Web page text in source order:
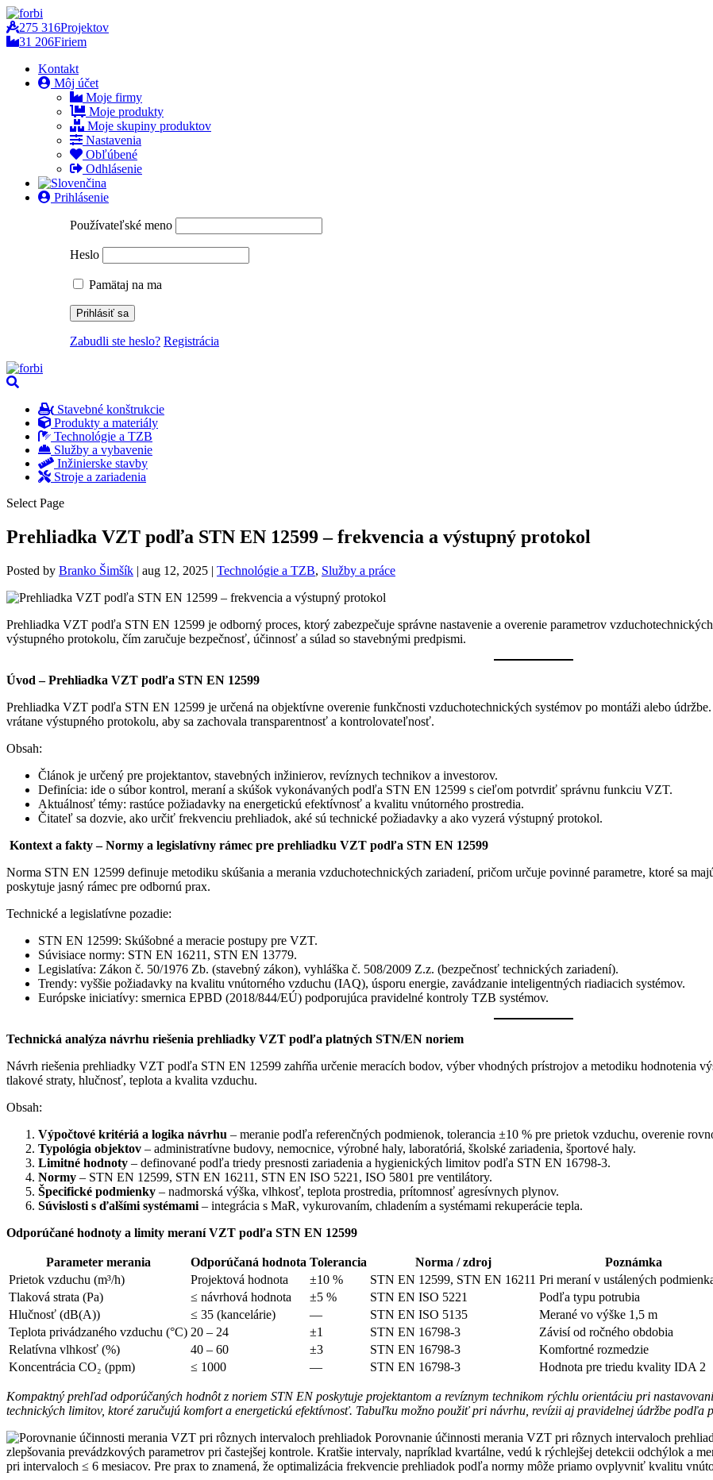
275 316Projektov
31 206Firiem
Kontakt
Môj účet
Moje firmy
Moje produkty
Moje skupiny produktov
Nastavenia
Obľúbené
Odhlásenie
Prihlásenie
Používateľské meno
Heslo
Pamätaj na ma
Zabudli ste heslo? Registrácia
Stavebné konštrukcie
Produkty a materiály
Technológie a TZB
Služby a vybavenie
Inžinierske stavby
Stroje a zariadenia
Select Page
Prehliadka VZT podľa STN EN 12599 – frekvencia a výstupný protokol
Posted by Branko Šimšík | aug 12, 2025 | Technológie a TZB, Služby a práce
Prehliadka VZT podľa STN EN 12599 je odborný proces, ktorý zabezpečuje správne nastavenie a overenie parametrov
výstupného protokolu, čím zaručuje bezpečnosť, účinnosť a súlad so stavebnými predpismi.
Úvod – Prehliadka VZT podľa STN EN 12599
Prehliadka VZT podľa STN EN 12599 je určená na objektívne overenie funkčnosti vzduchotechnických systémov po montáži alebo
vrátane výstupného protokolu, aby sa zachovala transparentnosť a kontrolovateľnosť.
Obsah:
Článok je určený pre projektantov, stavebných inžinierov, revíznych technikov a investorov.
Definícia: ide o súbor kontrol, meraní a skúšok vykonávaných podľa STN EN 12599 s cieľom potvrdiť správnu funkciu VZT.
Aktuálnosť témy: rastúce požiadavky na energetickú efektívnosť a kvalitu vnútorného prostredia.
Čitateľ sa dozvie, ako určiť frekvenciu prehliadok, aké sú technické požiadavky a ako vyzerá výstupný protokol.
Kontext a fakty – Normy a legislatívny rámec pre prehliadku VZT podľa STN EN 12599
Norma STN EN 12599 definuje metodiku skúšania a merania vzduchotechnických zariadení, pričom určuje povinné parametre, ktoré sa
poskytuje jasný rámec pre odbornú prax.
Technické a legislatívne pozadie:
STN EN 12599: Skúšobné a meracie postupy pre VZT.
Súvisiace normy: STN EN 16211, STN EN 13779.
Legislatíva: Zákon č. 50/1976 Zb. (stavebný zákon), vyhláška č. 508/2009 Z.z. (bezpečnosť technických zariadení).
Trendy: vyššie požiadavky na kvalitu vnútorného vzduchu (IAQ), úsporu energie, zavádzanie inteligentných riadiacich systémov.
Európske iniciatívy: smernica EPBD (2018/844/EÚ) podporujúca pravidelné kontroly TZB systémov.
Technická analýza návrhu riešenia prehliadky VZT podľa platných STN/EN noriem
Návrh riešenia prehliadky VZT podľa STN EN 12599 zahŕňa určenie meracích bodov, výber vhodných prístrojov a metodiku hodnotenia
tlakové straty, hlučnosť, teplota a kvalita vzduchu.
Obsah:
Výpočtové kritériá a logika návrhu – meranie podľa referenčných podmienok, tolerancia ±10 % pre prietok vzduchu, overenie
Typológia objektov – administratívne budovy, nemocnice, výrobné haly, laboratóriá, školské zariadenia, športové haly.
Limitné hodnoty – definované podľa triedy presnosti zariadenia a hygienických limitov podľa STN EN 16798-3.
Normy – STN EN 12599, STN EN 16211, STN EN ISO 5221, ISO 5801 pre ventilátory.
Špecifické podmienky – nadmorská výška, vlhkosť, teplota prostredia, prítomnosť agresívnych plynov.
Súvislosti s ďalšími systémami – integrácia s MaR, vykurovaním, chladením a systémami rekuperácie tepla.
Odporúčané hodnoty a limity meraní VZT podľa STN EN 12599
Parameter merania Odporúčaná hodnota Tolerancia Norma / zdroj
Poznámka
Prietok vzduchu (m³/h)
Projektová hodnota ±10 % STN EN 12599, STN EN 16211 Pri meraní v ustálených
Tlaková strata (Pa)
≤ návrhová hodnota ±5 % STN EN ISO 5221
Podľa typu potrubia
Hlučnosť (dB(A))
≤ 35 (kancelárie) — STN EN ISO 5135
Merané vo výške 1,5 m
Teplota privádzaného vzduchu (°C) 20 – 24 ±1 STN EN 16798-3
Závisí od ročného obdobia
Relatívna vlhkosť (%)
40 – 60 ±3 STN EN 16798-3
Komfortné rozmedzie
Koncentrácia CO₂ (ppm)
≤ 1000 — STN EN 16798-3 Hodnota pre triedu kvality IDA 2
Kompaktný prehľad odporúčaných hodnôt z noriem STN EN poskytuje projektantom a revíznym technikom rýchlu orientáciu pri
technických limitov, ktoré zaručujú komfort a energetickú efektívnosť. Tabuľku možno použiť pri návrhu, revízii aj pravidelnej údržbe podľa